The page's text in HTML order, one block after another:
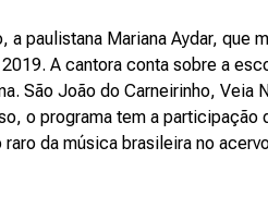
paulistana Mariana Aydar, que
A cantora conta sobre a
São João do Carneirinho, Veia
o programa tem a
da música brasileira no